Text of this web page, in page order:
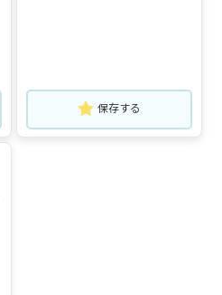
保存する